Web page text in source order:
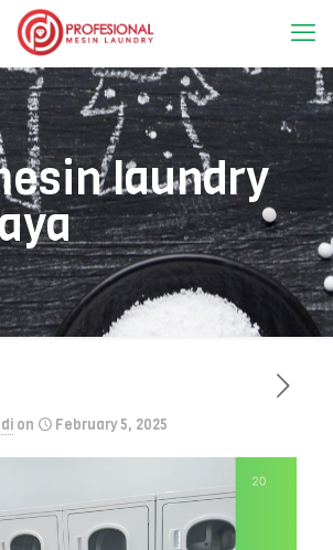
laundry
on February 5, 2025